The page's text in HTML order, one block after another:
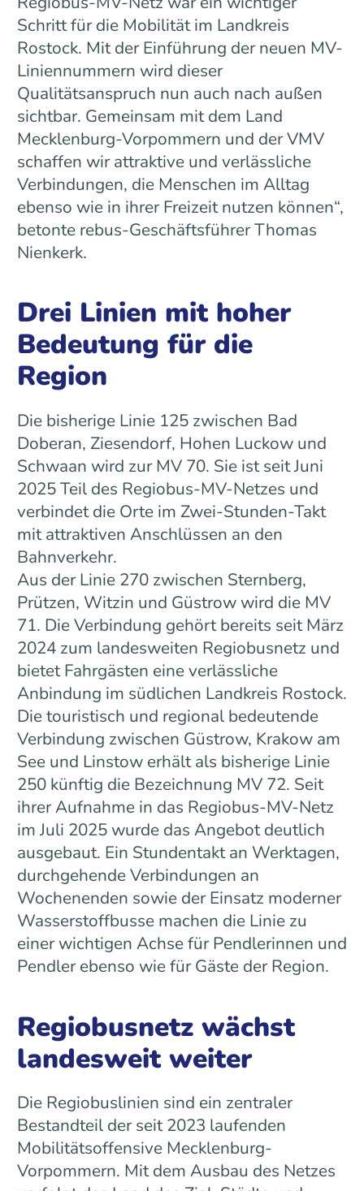
Schritt für die Mobilität im Landkreis
Rostock. Mit der Einführung der neuen MV-
Liniennummern wird dieser
Qualitätsanspruch nun auch nach außen
sichtbar. Gemeinsam mit dem Land
Mecklenburg-Vorpommern und der VMV
schaffen wir attraktive und verlässliche
Verbindungen, die Menschen im Alltag
ebenso wie in ihrer Freizeit nutzen können“,
betonte rebus-Geschäftsführer Thomas
Nienkerk.
Drei Linien mit hoher
Bedeutung für die
Region
Die bisherige Linie 125 zwischen Bad
Doberan, Ziesendorf, Hohen Luckow und
Schwaan wird zur MV 70. Sie ist seit Juni
2025 Teil des Regiobus-MV-Netzes und
verbindet die Orte im Zwei-Stunden-Takt
mit attraktiven Anschlüssen an den
Bahnverkehr.
Aus der Linie 270 zwischen Sternberg,
Prützen, Witzin und Güstrow wird die MV
71. Die Verbindung gehört bereits seit März
2024 zum landesweiten Regiobusnetz und
bietet Fahrgästen eine verlässliche
Anbindung im südlichen Landkreis Rostock.
Die touristisch und regional bedeutende
Verbindung zwischen Güstrow, Krakow am
See und Linstow erhält als bisherige Linie
250 künftig die Bezeichnung MV 72. Seit
ihrer Aufnahme in das Regiobus-MV-Netz
im Juli 2025 wurde das Angebot deutlich
ausgebaut. Ein Stundentakt an Werktagen,
durchgehende Verbindungen an
Wochenenden sowie der Einsatz moderner
Wasserstoffbusse machen die Linie zu
einer wichtigen Achse für Pendlerinnen und
Pendler ebenso wie für Gäste der Region.
Regiobusnetz wächst
landesweit weiter
Die Regiobuslinien sind ein zentraler
Bestandteil der seit 2023 laufenden
Mobilitätsoffensive Mecklenburg-
Vorpommern. Mit dem Ausbau des Netzes